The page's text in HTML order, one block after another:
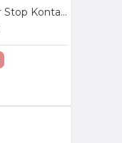
Kenmaster Stop Kontak Timer Listrik Manual